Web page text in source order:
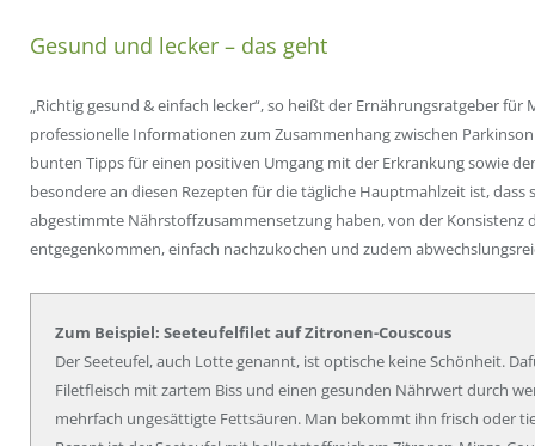
Gesund und lecker – das geht
„Richtig gesund & einfach lecker“, so heißt der Ernährungsratgeber
professionelle Informationen zum Zusammenhang zwischen
bunten Tipps für einen positiven Umgang mit der Erkrankung sowie
besondere an diesen Rezepten für die tägliche Hauptmahlzeit ist, dass
abgestimmte Nährstoffzusammensetzung haben, von der Konsistenz
entgegenkommen, einfach nachzukochen und zudem
Zum Beispiel: Seeteufelfilet auf Zitronen-Couscous
Der Seeteufel, auch Lotte genannt, ist optische keine Schönheit.
Filetfleisch mit zartem Biss und einen gesunden Nährwert durch
mehrfach ungesättigte Fettsäuren. Man bekommt ihn frisch oder